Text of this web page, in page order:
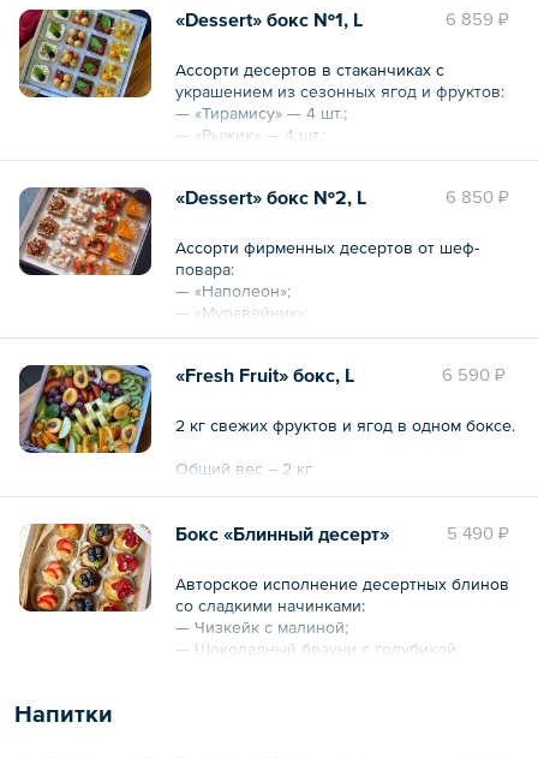
6 859 ₽
«Dessert» бокс №1, L
Ассорти десертов в стаканчиках с
украшением из сезонных ягод и фруктов:
— «Тирамису» — 4 шт.;
— «Рыжик» — 4 шт.;
— «Шоколадный брауни» — 4 шт.;
6 850 ₽
«Dessert» бокс №2, L
Ассорти фирменных десертов от шеф-
повара:
— «Наполеон»;
— «Муравейник»;
— «Сметанник»;
6 590 ₽
«Fresh Fruit» бокс, L
2 кг свежих фруктов и ягод в одном боксе.
Общий вес – 2 кг
5 490 ₽
Бокс «Блинный десерт»
Авторское исполнение десертных блинов
со сладкими начинками:
— Чизкейк с малиной;
— Шоколадный брауни с голубикой;
Напитки